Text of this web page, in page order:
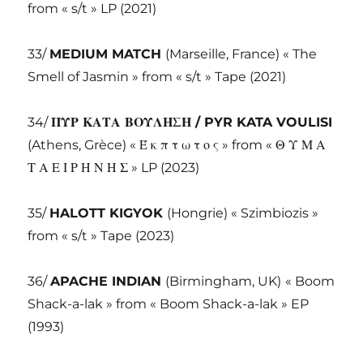
from « s/t » LP (2021)
33/ MEDIUM MATCH (Marseille, France) « The
Smell of Jasmin » from « s/t » Tape (2021)
34/ΠΥΡ ΚΑΤΑ ΒΟΥΛΗΣΗ / PYR KATA VOULISI
(Athens, Grèce) « Έ κ π τ ω τ ο ς » from « Θ Υ Μ Α
Τ Α Ε Ι Ρ Η Ν Η Σ » LP (2023)
35/ HALOTT KIGYOK (Hongrie) « Szimbiozis »
from « s/t » Tape (2023)
36/APACHE INDIAN (Birmingham, UK) « Boom
Shack-a-lak » from « Boom Shack-a-lak » EP
(1993)